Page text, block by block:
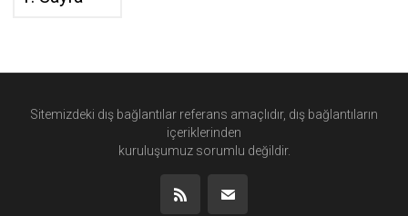
Sitemizdeki dış bağlantılar referans amaçlıdır, dış bağlantıların
içeriklerinden
kuruluşumuz sorumlu değildir.